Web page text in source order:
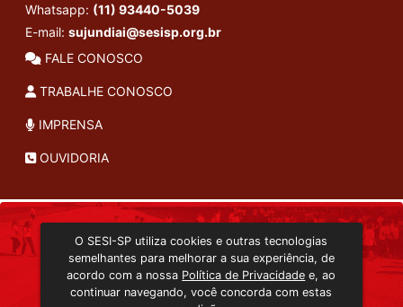
Whatsapp: (11) 93440-5039
E-mail: sujundiai@sesisp.org.br
FALE CONOSCO
TRABALHE CONOSCO
IMPRENSA
OUVIDORIA
TRANSMISSÃO ON-LINE
EDITORA SESI-SP
CONSULTA AO ACERVO
O SESI-SP utiliza cookies e outras tecnologias
semelhantes para melhorar a sua experiência, de
acordo com a nossa Política de Privacidade e, ao
continuar navegando, você concorda com estas